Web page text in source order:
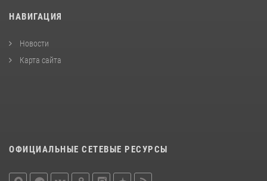
НАВИГАЦИЯ
Новости
Карта сайта
ОФИЦИАЛЬНЫЕ СЕТЕВЫЕ РЕСУРСЫ